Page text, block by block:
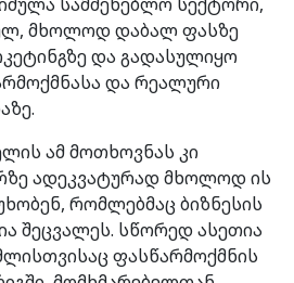
მხოლოდ დაბალ ფასზე
და გადასულიყო
და რეალური
ამ მოთხოვნას კი
ადეკვატურად მხოლოდ ის
რომლებმაც ბიზნესის
შეცვალეს. სწორედ ასეთია
ფასწარმოქმნის